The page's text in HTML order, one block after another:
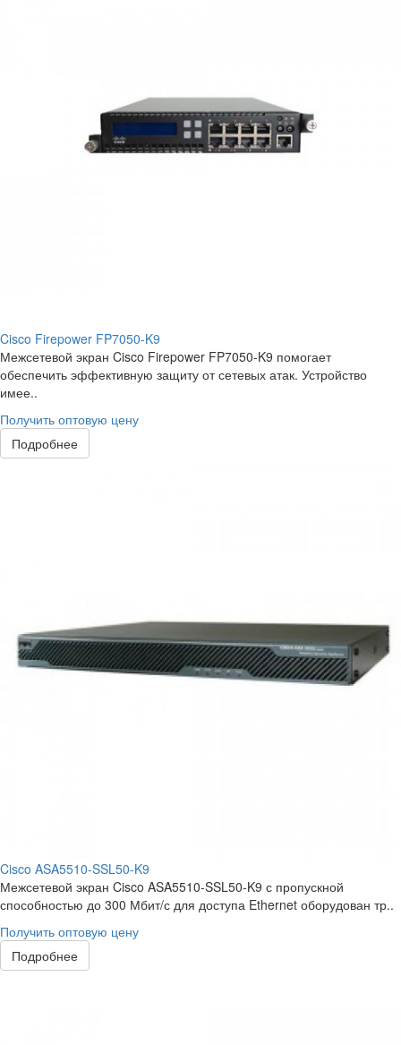
Cisco Firepower FP7050-K9
Межсетевой экран Cisco Firepower FP7050-K9 помогает
обеспечить эффективную защиту от сетевых атак. Устройство
имее..
Получить оптовую цену
Подробнее
Cisco ASA5510-SSL50-K9
Межсетевой экран Cisco ASA5510-SSL50-K9 с пропускной
способностью до 300 Мбит/с для доступа Ethernet оборудован тр..
Получить оптовую цену
Подробнее